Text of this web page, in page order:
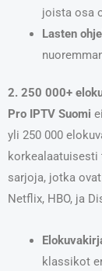
joista osa
Lasten
2. 250 000+
Pro IPTV Suomi
yli 250 000
sarjoja, jotka
Netflix, HBO, ja
klassikot